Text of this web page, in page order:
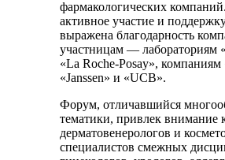
фармакологических
активное участие и
выражена благодарность
участницам — лабораториям
«La Roche-Posay»,
«Janssen» и «UCB».
Форум, отличавшийся
тематики, привлек внимание
дерматовенерологов и
специалистов смежных